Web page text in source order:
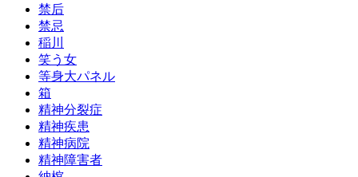
禁后
禁忌
稲川
笑う女
等身大パネル
箱
精神分裂症
精神疾患
精神病院
精神障害者